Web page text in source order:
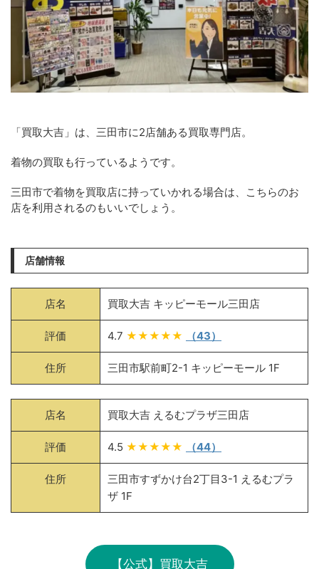
「買取大吉」は、三田市に2店舗ある買取専門店。
着物の買取も行っているようです。
三田市で着物を買取店に持っていかれる場合は、こちらのお
店を利用されるのもいいでしょう。
店舗情報
店名 買取大吉 キッピーモール三田店
評価 4.7 ★★★★★ （43）
住所 三田市駅前町2-1 キッピーモール 1F
店名 買取大吉 えるむプラザ三田店
評価 4.5 ★★★★★ （44）
住所
三田市すずかけ台2丁目3-1 えるむプラ
ザ 1F
【公式】買取大吉